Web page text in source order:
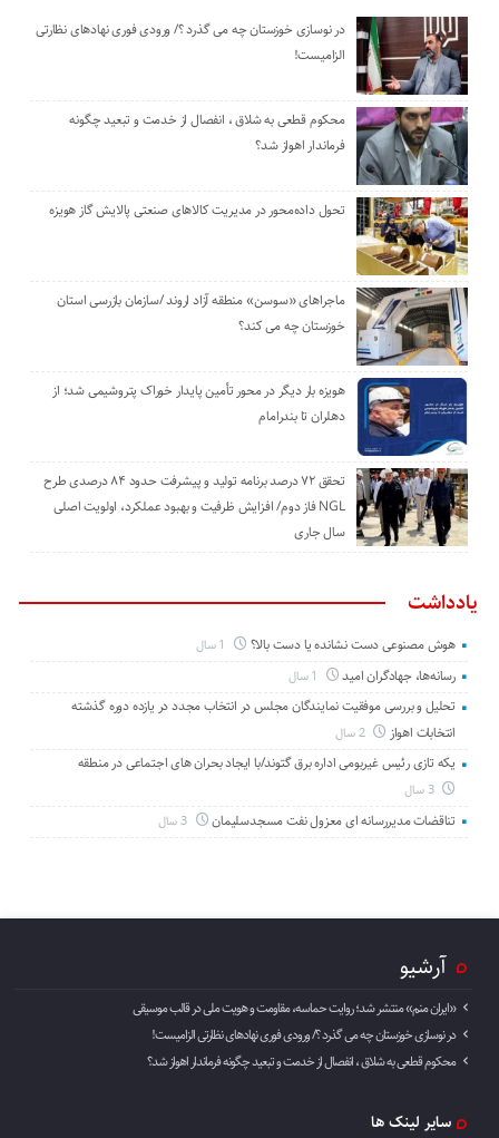
در نوسازی خوزستان چه می گذرد ؟/ ورودی فوری نهادهای نظارتی
الزامیست!
محکوم قطعی به شلاق ، انفصال از خدمت و تبعید چگونه
فرماندار اهواز شد؟
تحول داده‌محور در مدیریت کالاهای صنعتی پالایش گاز هویزه
ماجراهای «سوسن» منطقه آزاد اروند /سازمان بازرسی استان
خوزستان چه می کند؟
هویزه بار دیگر در محور تأمین پایدار خوراک پتروشیمی شد؛ از
دهلران تا بندرامام
تحقق ۷۲ درصد برنامه تولید و پیشرفت حدود ۸۴ درصدی طرح
NGL فاز دوم/ افزایش ظرفیت و بهبود عملکرد، اولویت اصلی
سال جاری
یادداشت
هوش مصنوعی دست نشانده یا دست بالا؟
رسانه‌ها، جهادگران امید
تحلیل و بررسی موفقیت نمایندگان مجلس در انتخاب مجدد در یازده دوره گذشته
انتخابات اهواز
2 سال
یکه تازی رئیس غیربومی اداره برق گتوند/با ایجاد بحران های اجتماعی در منطقه
3 سال
تناقضات مدیررسانه ای معزول نفت مسجدسلیمان 3 سال
آرشیو
«ایران منم» منتشر شد؛ روایت حماسه، مقاومت و هویت ملی در قالب موسیقی
در نوسازی خوزستان چه می گذرد ؟/ ورودی فوری نهادهای نظارتی الزامیست!
محکوم قطعی به شلاق ، انفصال از خدمت و تبعید چگونه فرماندار اهواز شد؟
سایر لینک ها